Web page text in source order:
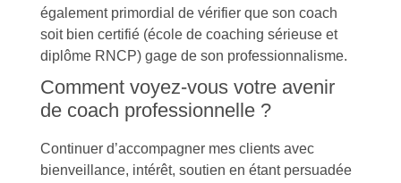
également primordial de vérifier que son coach
soit bien certifié (école de coaching sérieuse et
diplôme RNCP) gage de son professionnalisme.
Comment voyez-vous votre avenir
de coach professionnelle ?
Continuer d’accompagner mes clients avec
bienveillance, intérêt, soutien en étant persuadée